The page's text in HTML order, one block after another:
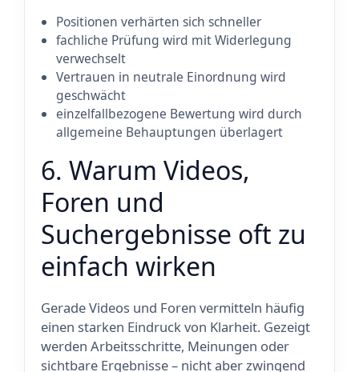
Positionen verhärten sich schneller
fachliche Prüfung wird mit Widerlegung
verwechselt
Vertrauen in neutrale Einordnung wird
geschwächt
einzelfallbezogene Bewertung wird durch
allgemeine Behauptungen überlagert
6. Warum Videos,
Foren und
Suchergebnisse oft zu
einfach wirken
Gerade Videos und Foren vermitteln häufig
einen starken Eindruck von Klarheit. Gezeigt
werden Arbeitsschritte, Meinungen oder
sichtbare Ergebnisse – nicht aber zwingend